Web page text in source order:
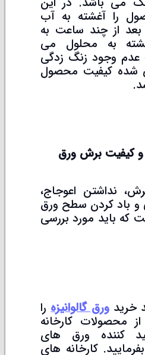
را آغشته به آب
از چند ساعت به
به محلول می
عدم وجود زنگ زدگی
شده کیفیت محصول
کیفیت برش ورق
نداشتن اعوجاج،
باد کردن سطح ورق
که باید مورد بررسی
خریدورق گالوانیزه را
محصولات کارخانه
کننده ورق های
بفرمایید. کارخانه های